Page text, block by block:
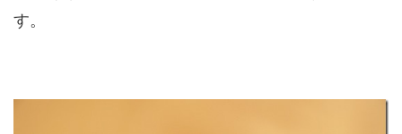
す。